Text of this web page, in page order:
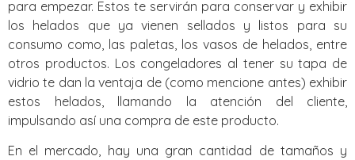
para empezar. Estos te servirán para conservar y exhibir
los helados que ya vienen sellados y listos para su
consumo como, las paletas, los vasos de helados, entre
otros productos. Los congeladores al tener su tapa de
vidrio te dan la ventaja de (como mencione antes) exhibir
estos helados, llamando la atención del cliente,
impulsando así una compra de este producto.
En el mercado, hay una gran cantidad de tamaños y